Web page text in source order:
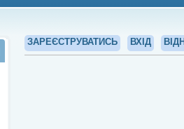
ЗАРЕЄСТРУВАТИСЬ ВХІД